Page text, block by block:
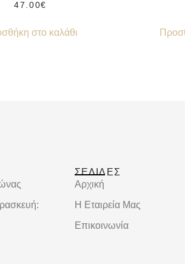
47.00€
στο καλάθι
ΣΕΛΙΔΕΣ
Αρχική
Η Εταιρεία Μας
Επικοινωνία